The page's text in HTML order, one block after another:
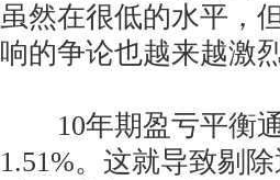
虽然在很低的水平，
响的争论也越来越激烈
10年期盈亏平衡通
1.51%。这就导致剔